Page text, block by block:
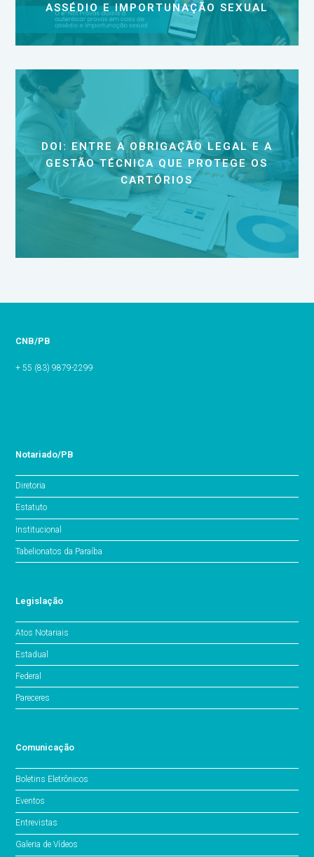
ASSÉDIO E IMPORTUNAÇÃO SEXUAL
DOI: ENTRE A OBRIGAÇÃO LEGAL E A
GESTÃO TÉCNICA QUE PROTEGE OS
CARTÓRIOS
CNB/PB
+ 55 (83) 9879-2299
Notariado/PB
Diretoria
Estatuto
Institucional
Tabelionatos da Paraíba
Legislação
Atos Notariais
Estadual
Federal
Pareceres
Comunicação
Boletins Eletrônicos
Eventos
Entrevistas
Galeria de Vídeos